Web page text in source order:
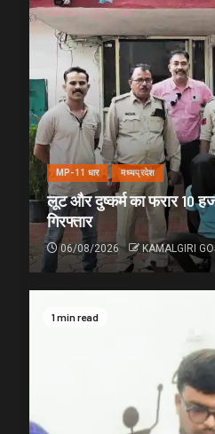
MP-11 धार मध्यप्रदेश
लूट और दुष्कर्म का फरार 10
गिरफ्तार
06/08/2026 KAMALGIRI
1 min read